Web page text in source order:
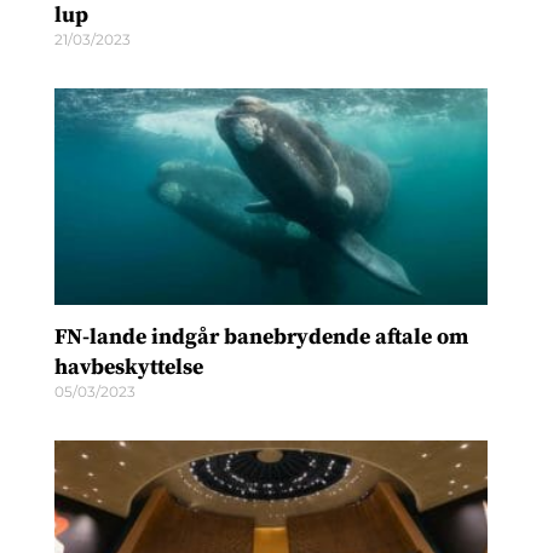
lup
21/03/2023
FN-lande indgår banebrydende aftale om
havbeskyttelse
05/03/2023